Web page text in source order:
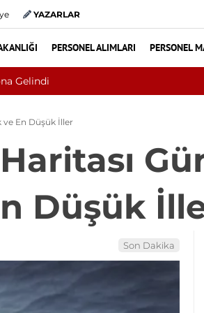
YAZARLAR
PERSONEL ALIMLARI PERSONEL
Uyandı
ve En Düşük İller
Düşük
Son Dakika